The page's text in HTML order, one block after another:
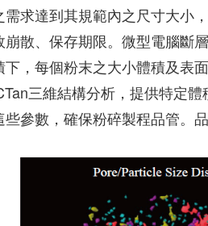
求達到其規範內之尺寸大小
散、保存期限。微型電腦斷
，每個粉末之大小體積及表
三維結構分析，提供特定
參數，確保粉碎製程品管。